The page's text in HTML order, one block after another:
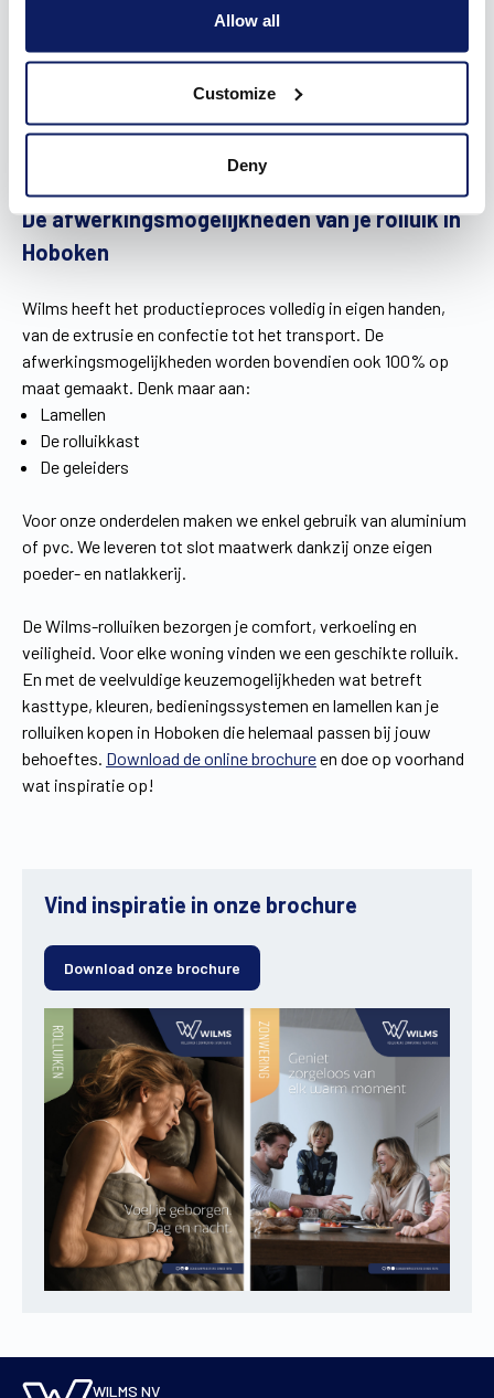
Allow all
Customize
Deny
nemen namelijk op de plaats waar de kast zit isolatie weg. In
dit weggenomen stuk isolatie wordt door deShutterX®een
composiet profiel geplaatst, waarop een luchtdichte folie
wordt gelegd. Hierdoor wordt een bouwknoop vermeden.
Bovendien vangt het systeem temperatuurverschillen
doeltreffend op, zodat jij energie bespaart.
De afwerkingsmogelijkheden van je rolluik in
Hoboken
Wilms heeft het productieproces volledig in eigen handen,
van de extrusie en confectie tot het transport. De
afwerkingsmogelijkheden worden bovendien ook 100% op
maat gemaakt. Denk maar aan:
Lamellen
De rolluikkast
De geleiders
Voor onze onderdelen maken we enkel gebruik van aluminium
of pvc. We leveren tot slot maatwerk dankzij onze eigen
poeder- en natlakkerij.
De Wilms-rolluiken bezorgen je comfort, verkoeling en
veiligheid. Voor elke woning vinden we een geschikte rolluik.
En met de veelvuldige keuzemogelijkheden wat betreft
kasttype, kleuren, bedieningssystemen en lamellen kan je
rolluiken kopen in Hoboken die helemaal passen bij jouw
behoeftes. Download de online brochureen doe op voorhand
wat inspiratie op!
Vind inspiratie in onze brochure
Download onze brochure
WILMS NV